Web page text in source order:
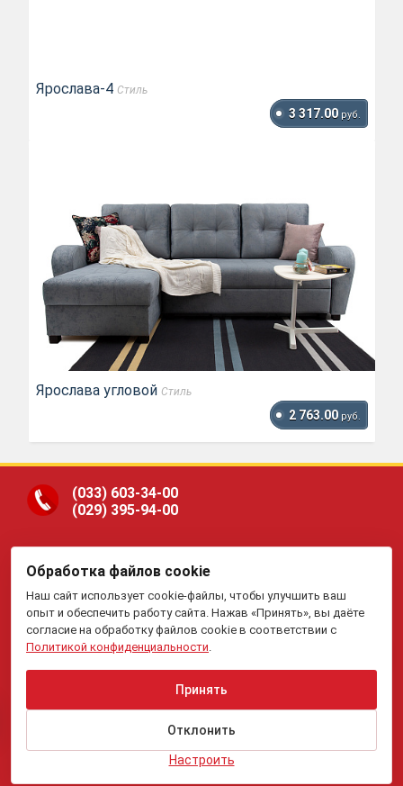
Ярослава-4 Стиль
3 317.00 руб.
Ярослава угловой Стиль
2 763.00 руб.
(033) 603-34-00
(029) 395-94-00
Платонова, 22-204. В торговом реестре с 19 января 2015 г.
Регистрация №191081534, 05.11.2008, Мингорисполком.
Рассмотрение обращений потребителей, телефон
(017)
395-
70-00,(033)603-34-00,(029)395-94-00 , e-mail:
my.meb@yandex.ru.
района г.Минска: тел. +375(17)215-14-65, Начальник
отдела: Жакович Юлия Николаевна.
Вся приведенная на данном сайте информация, включая
информацию о ценах, носит исключительно
информационный характер и не является публичной
Обработка файлов cookie
Наш сайт использует cookie-файлы, чтобы улучшить ваш
опыт и обеспечить работу сайта. Нажав «Принять», вы даёте
согласие на обработку файлов cookie в соответствии с
Политикой конфиденциальности.
Настроить
Отклонить
Принять